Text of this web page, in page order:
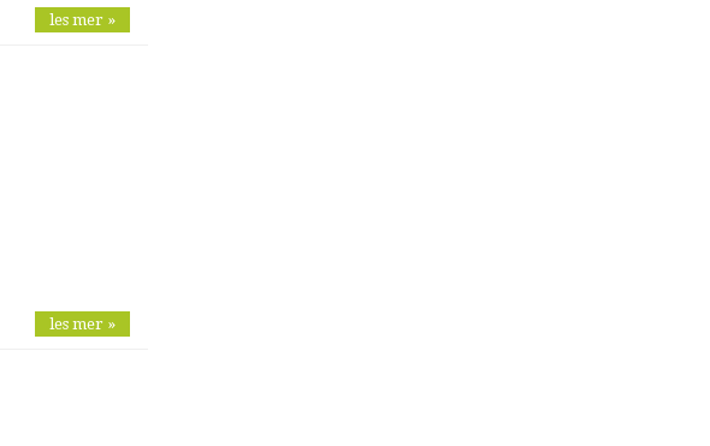
les mer »
les mer »